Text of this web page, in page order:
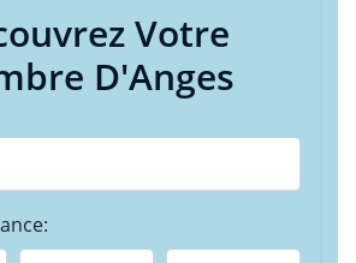
Votre
D'Anges